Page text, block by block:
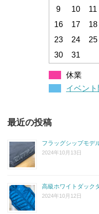
9
10 11
16
17 18
23
24 25
30
31
休業
イベント
最近の投稿
フラッグシップモデ
2024年10月13日
高級ホワイトダック
2024年10月12日